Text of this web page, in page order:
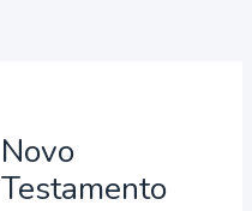
Novo
Testamento